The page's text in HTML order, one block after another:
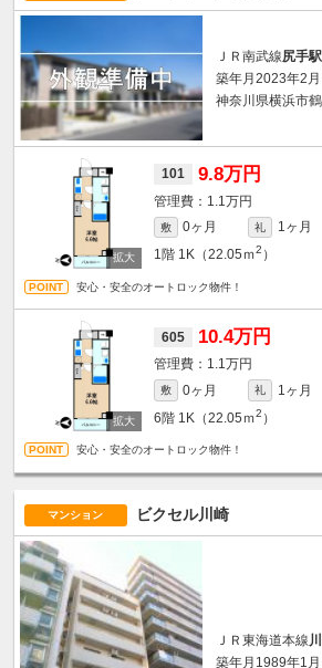
ＪＲ南武線尻手駅
築年月2023年2
神奈川県横浜市
101 9.8万円
1.1万円
敷 0ヶ月 礼
1ヶ月
1階 1K（22.05ｍ2 ）
安心・安全のオートロック物件！
605 10.4万円
1.1万円
敷 0ヶ月 礼
1ヶ月
6階 1K（22.05ｍ2 ）
安心・安全のオートロック物件！
マンション ビクセル川崎
ＪＲ東海道本線
築年月1989年1